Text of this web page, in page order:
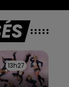
13h27
13h27